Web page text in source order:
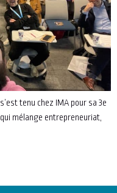
tenu chez IMA pour sa 3e
mélange entrepreneuriat,